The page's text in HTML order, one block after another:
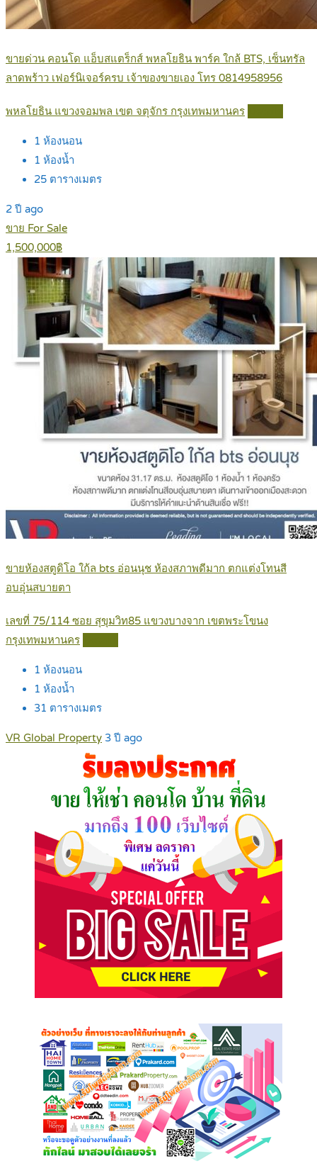
ขายด่วน คอนโด แอ็บสแตร็กส์ พหลโยธิน พาร์ค ใกล้ BTS, เซ็นทรัล
ลาดพร้าว เฟอร์นิเจอร์ครบ เจ้าของขายเอง โทร 0814958956
พหลโยธิน แขวงจอมพล เขต จตุจักร กรุงเทพมหานคร
1 ห้องนอน
1 ห้องน้ำ
25 ตารางเมตร
2 ปี ago
ขาย For Sale
1,500,000฿
ขายห้องสตูดิโอ ใก้ล bts อ่อนนุช ห้องสภาพดีมาก ตกแต่งโทนสี
อบอุ่นสบายตา
เลขที่ 75/114 ซอย สุขุมวิท85 แขวงบางจาก เขตพระโขนง
กรุงเทพมหานคร
1 ห้องนอน
1 ห้องน้ำ
31 ตารางเมตร
VR Global Property 3 ปี ago